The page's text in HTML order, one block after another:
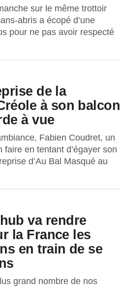
sur le même trottoir
abris a écopé d’une
pour ne pas avoir respecté
de la
à son balcon
à vue
Fabien Coudret, un
en tentant d’égayer son
d’Au Bal Masqué au
va rendre
la France les
en train de se
grand nombre de nos